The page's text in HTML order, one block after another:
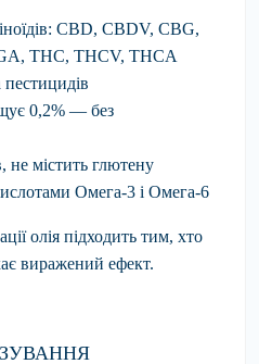
: CBD, CBDV, CBG,
THC, THCV, THCA
0,2% — без
, не містить глютену
Омега-3 і Омега-6
олія підходить тим, хто
виражений ефект.